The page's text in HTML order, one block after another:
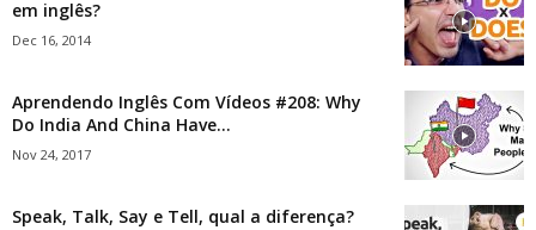
em inglês?
Dec 16, 2014
Aprendendo Inglês Com Vídeos #208: Why
Do India And China Have...
Nov 24, 2017
Speak, Talk, Say e Tell, qual a diferença?